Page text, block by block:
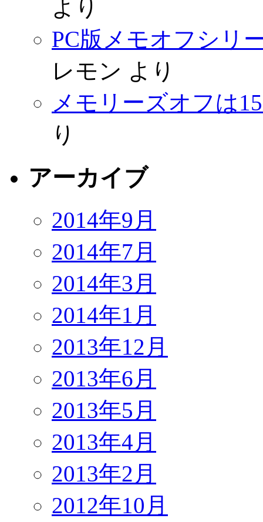
より
PC版メモオフシリ
レモン より
メモリーズオフは
り
アーカイブ
2014年9月
2014年7月
2014年3月
2014年1月
2013年12月
2013年6月
2013年5月
2013年4月
2013年2月
2012年10月